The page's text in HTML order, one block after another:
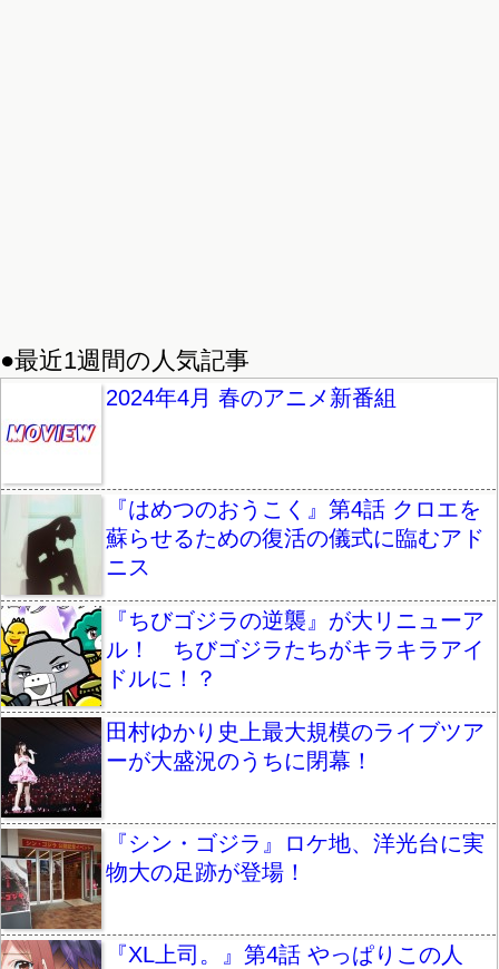
●最近1週間の人気記事
2024年4月 春のアニメ新番組
『はめつのおうこく』第4話 クロエを
蘇らせるための復活の儀式に臨むアド
ニス
『ちびゴジラの逆襲』が大リニューア
ル！ ちびゴジラたちがキラキラアイ
ドルに！？
田村ゆかり史上最大規模のライブツア
ーが大盛況のうちに閉幕！
『シン・ゴジラ』ロケ地、洋光台に実
物大の足跡が登場！
『XL上司。』第4話 やっぱりこの人